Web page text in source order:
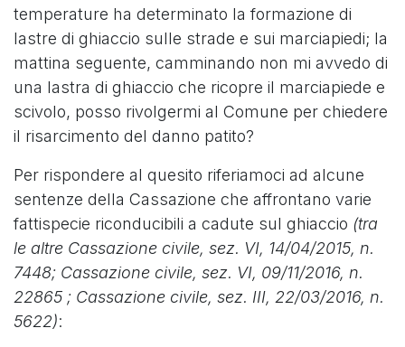
temperature ha determinato la formazione di
lastre di ghiaccio sulle strade e sui marciapiedi; la
mattina seguente, camminando non mi avvedo di
una lastra di ghiaccio che ricopre il marciapiede e
scivolo, posso rivolgermi al Comune per chiedere
il risarcimento del danno patito?
Per rispondere al quesito riferiamoci ad alcune
sentenze della Cassazione che affrontano varie
fattispecie riconducibili a cadute sul ghiaccio (tra
le altre Cassazione civile, sez. VI, 14/04/2015, n.
7448; Cassazione civile, sez. VI, 09/11/2016, n.
22865 ; Cassazione civile, sez. III, 22/03/2016, n.
5622):